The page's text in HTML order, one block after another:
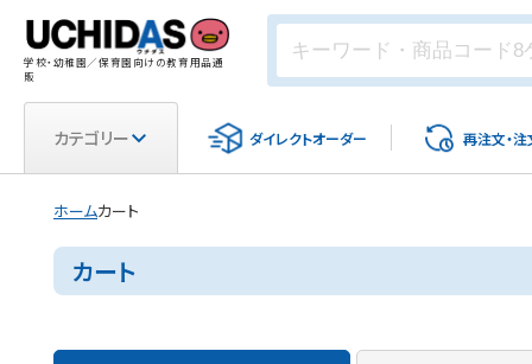
学校・幼稚園／保育園向けの教育用品通
販
カテゴリー ダイレクトオーダー 再注文・注
ホームカート
カート